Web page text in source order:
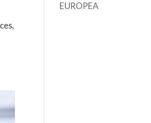
EUROPEA